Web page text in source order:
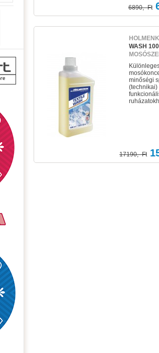
6890,- Ft
WASH
minőségi
(technikai)
17190,- Ft